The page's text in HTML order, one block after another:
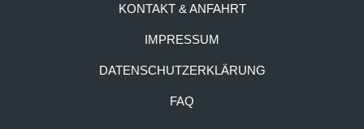
KONTAKT & ANFAHRT
IMPRESSUM
DATENSCHUTZERKLÄRUNG
FAQ